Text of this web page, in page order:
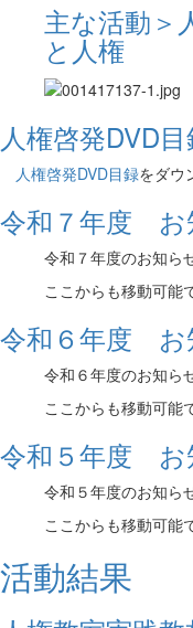
主な活動＞
と人権
人権啓発DVD
人権啓発DVD目録をダウ
令和７年度 お
令和７年度のお知ら
ここからも移動可能
令和６年度 お
令和６年度のお知ら
ここからも移動可能
令和５年度 お
令和５年度のお知ら
ここからも移動可能
活動結果